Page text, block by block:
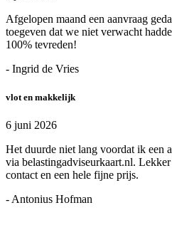
Afgelopen maand een aanvraag
toegeven dat we niet verwacht
100% tevreden!
- Ingrid de Vries
vlot en makkelijk
6 juni 2026
Het duurde niet lang voordat ik een
via belastingadviseurkaart.nl.
contact en een hele fijne prijs.
- Antonius Hofman